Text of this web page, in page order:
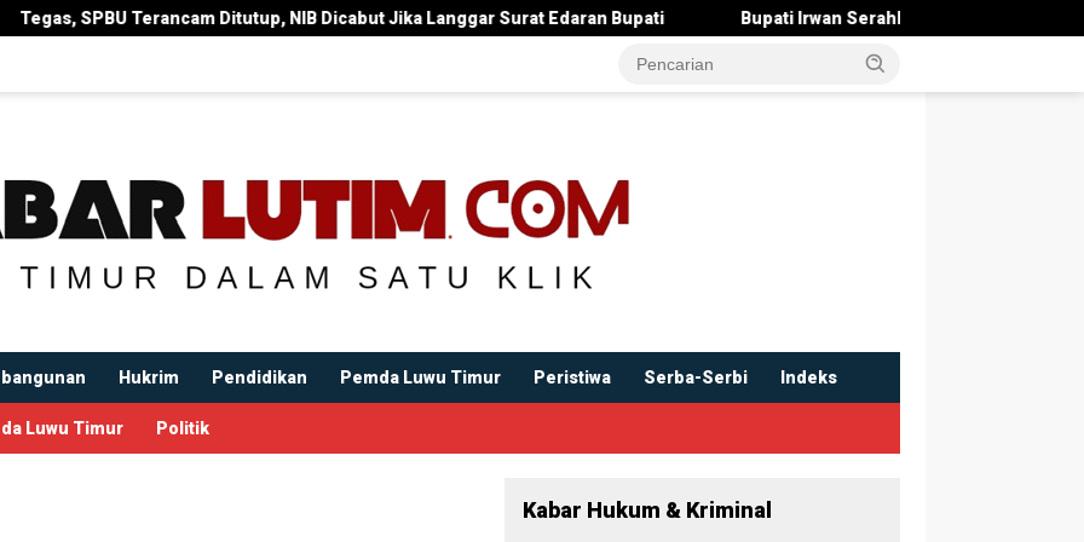
NIB Dicabut Jika Langgar Surat Edaran Bupati Bupati Irwan Serahkan Rancangan KUA-PPAS 2027 , Pendapatan
Hukrim Pendidikan Pemda Luwu Timur Peristiwa Serba-Serbi Indeks
Luwu Timur Politik
Kabar Hukum & Kriminal